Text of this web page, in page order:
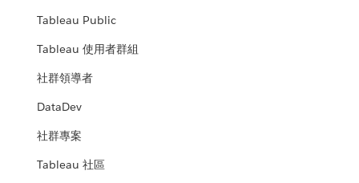
Tableau Public
Tableau 使用者群組
社群領導者
DataDev
社群專案
Tableau 社區